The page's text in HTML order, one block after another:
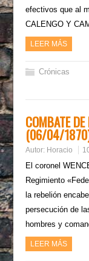
efectivos que al
CALENGO Y
LEER MÁS
Crónicas
COMBATE
(06/04/
Autor: Horacio
El coronel
Regimiento
la rebelión
persecución de
hombres y
LEER MÁS